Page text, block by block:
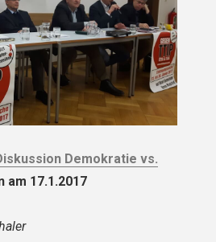
Demokratie vs.
am 17.1.2017